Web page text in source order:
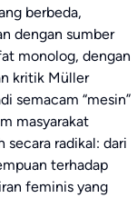
berbeda,
dengan sumber
monolog, dengan
kritik Müller
semacam “mesin”
masyarakat
secara radikal: dari
terhadap
feminis yang